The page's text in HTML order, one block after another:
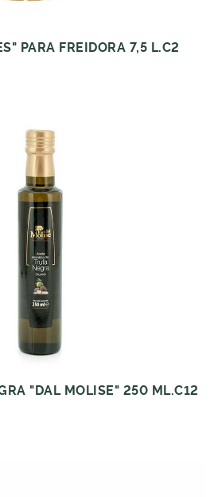
PARA FREIDORA 7,5 L.C2
"DAL MOLISE" 250 ML.C12